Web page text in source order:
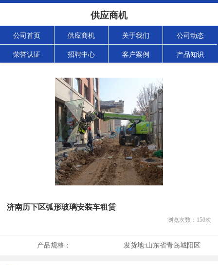
供应商机
公司首页 供应商机 关于我们 公司动态
荣誉认证 招聘中心 客户案例 产品知识
济南历下区弧形玻璃安装车租赁
浏览次数： 150次
产品规格： 发货地:山东省青岛城阳区